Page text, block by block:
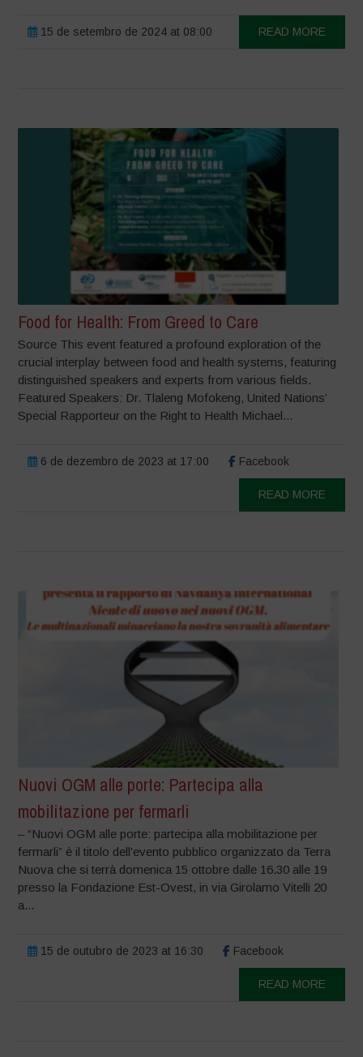
15 de setembro de 2024 at 08:00 READ MORE
Food for Health: From Greed to Care
Source This event featured a profound exploration of the
crucial interplay between food and health systems, featuring
distinguished speakers and experts from various fields.
Featured Speakers: Dr. Tlaleng Mofokeng, United Nations’
Special Rapporteur on the Right to Health Michael...
6 de dezembro de 2023 at 17:00 Facebook
READ MORE
Nuovi OGM alle porte: Partecipa alla
mobilitazione per fermarli
– “Nuovi OGM alle porte: partecipa alla mobilitazione per
fermarli” è il titolo dell’evento pubblico organizzato da Terra
Nuova che si terrà domenica 15 ottobre dalle 16.30 alle 19
presso la Fondazione Est-Ovest, in via Girolamo Vitelli 20
a...
15 de outubro de 2023 at 16:30 Facebook
READ MORE